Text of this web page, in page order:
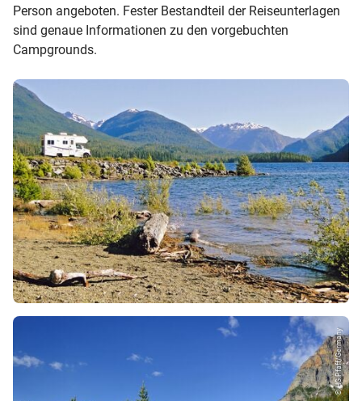
Person angeboten. Fester Bestandteil der Reiseunterlagen
sind genaue Informationen zu den vorgebuchten
Campgrounds.
© HG.Pfaff/Germany